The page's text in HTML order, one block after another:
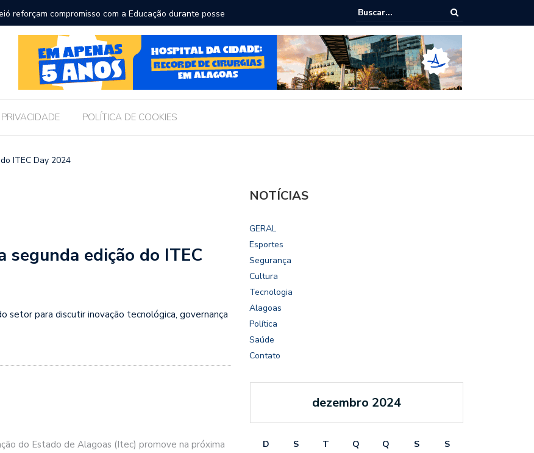
receber os filhos no Dia dos Pais
Câmara dialoga com UFAL e Faculdade de Coimbra sobre parcerias para
Legislativo
POLÍTICA DE COOKIES
ITEC Day 2024
edição do ITEC
setor para discutir inovação tecnológica, governança
do Estado de Alagoas (Itec) promove na próxima
NOTÍCIAS
GERAL
Esportes
Segurança
Cultura
Tecnologia
Alagoas
Política
Saúde
Contato
dezembro 2024
D S T Q Q S
S